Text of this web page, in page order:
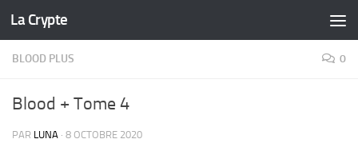
Skip to content
La Crypte
BLOOD PLUS 0
Blood + Tome 4
PAR LUNA · 8 OCTOBRE 2020